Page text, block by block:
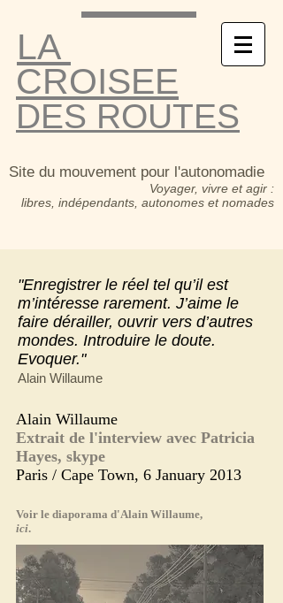
LA
CROISEE
DES ROUTES
Site du mouvement pour l'autonomadie
Voyager, vivre et agir :
libres, indépendants, autonomes et nomades
"Enregistrer le réel tel qu’il est
m’intéresse rarement. J’aime le
faire dérailler, ouvrir vers d’autres
mondes. Introduire le doute.
Evoquer."
Alain Willaume
Alain Willaume
Extrait de l'interview avec Patricia
Hayes, skype
Paris / Cape Town, 6 January 2013
Voir le diaporama d'Alain Willaume,
ici.